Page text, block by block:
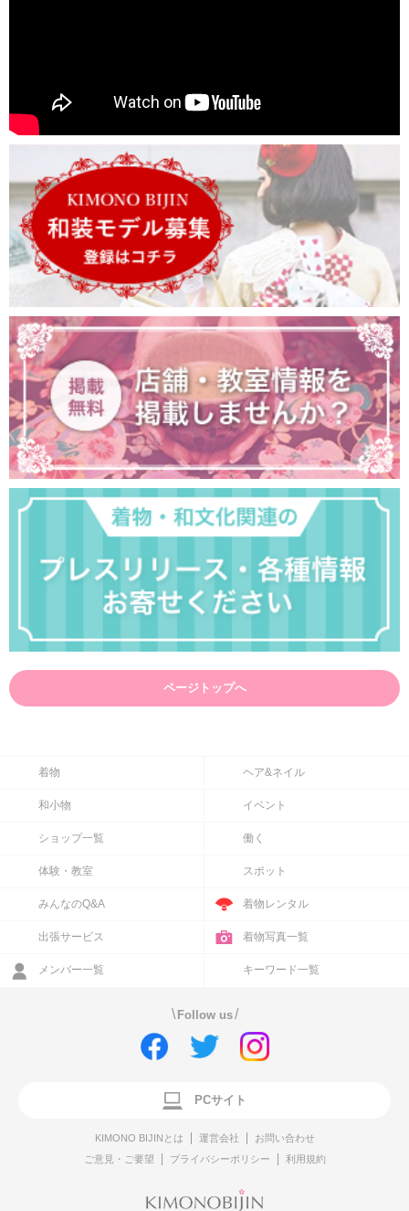
ページトップへ
着物 ヘア&ネイル
和小物 イベント
ショップ一覧 働く
体験・教室 スポット
みんなのQ&A 着物レンタル
出張サービス 着物写真一覧
メンバー一覧 キーワード一覧
\ Follow us/
PCサイト
KIMONO BIJINとは 運営会社
お問い合わせ
ご意見・ご要望
プライバシーポリシー 利用規約